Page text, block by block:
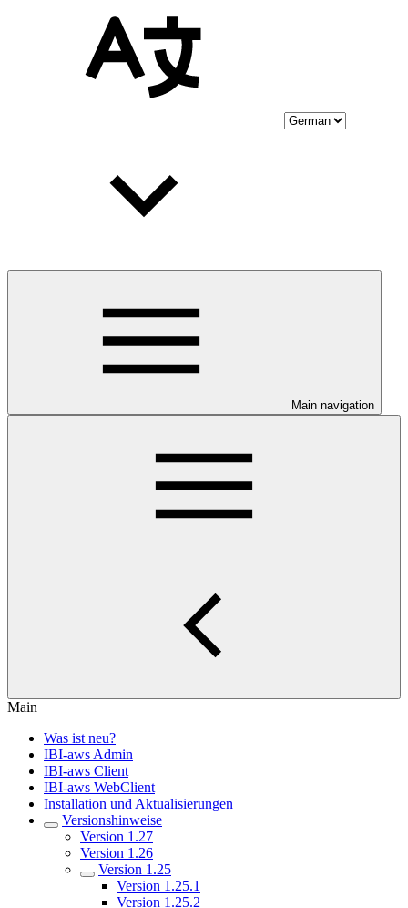
Main navigation
Main
Was ist neu?
IBI-aws Admin
IBI-aws Client
IBI-aws WebClient
Installation und Aktualisierungen
Versionshinweise
Version 1.27
Version 1.26
Version 1.25
Version 1.25.1
Version 1.25.2